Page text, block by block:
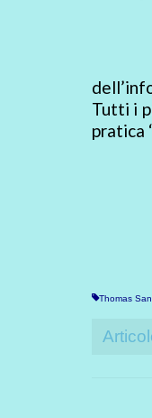
Tutti i
pratica
Thomas